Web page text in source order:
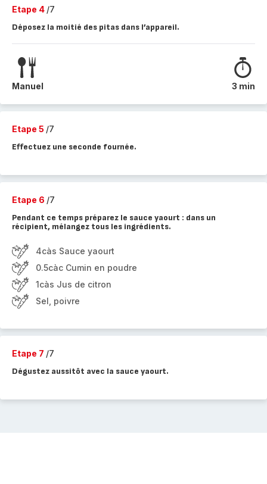
Etape 4 /7
Déposez la moitié des pitas dans l’appareil.
Manuel 3 min
Etape 5 /7
Effectuez une seconde fournée.
Etape 6 /7
Pendant ce temps préparez le sauce yaourt : dans un
récipient, mélangez tous les ingrédients.
4càs Sauce yaourt
0.5càc Cumin en poudre
1càs Jus de citron
Sel, poivre
Etape 7 /7
Dégustez aussitôt avec la sauce yaourt.